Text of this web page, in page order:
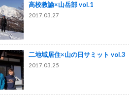
高校教諭×山岳部 vol.1
2017.03.27
二地域居住×山の日サミット vol.3
2017.03.25